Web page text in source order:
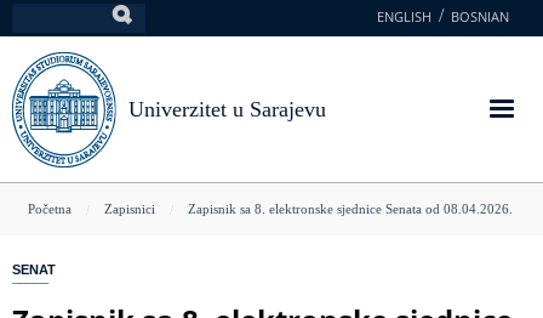
na
glavni
sadržaj
ENGLISH BOSNIAN
Univerzitet u Sarajevu
You
here
Početna Zapisnici Zapisnik sa 8. elektronske sjednice Senata od 08.04.2026.
SENAT